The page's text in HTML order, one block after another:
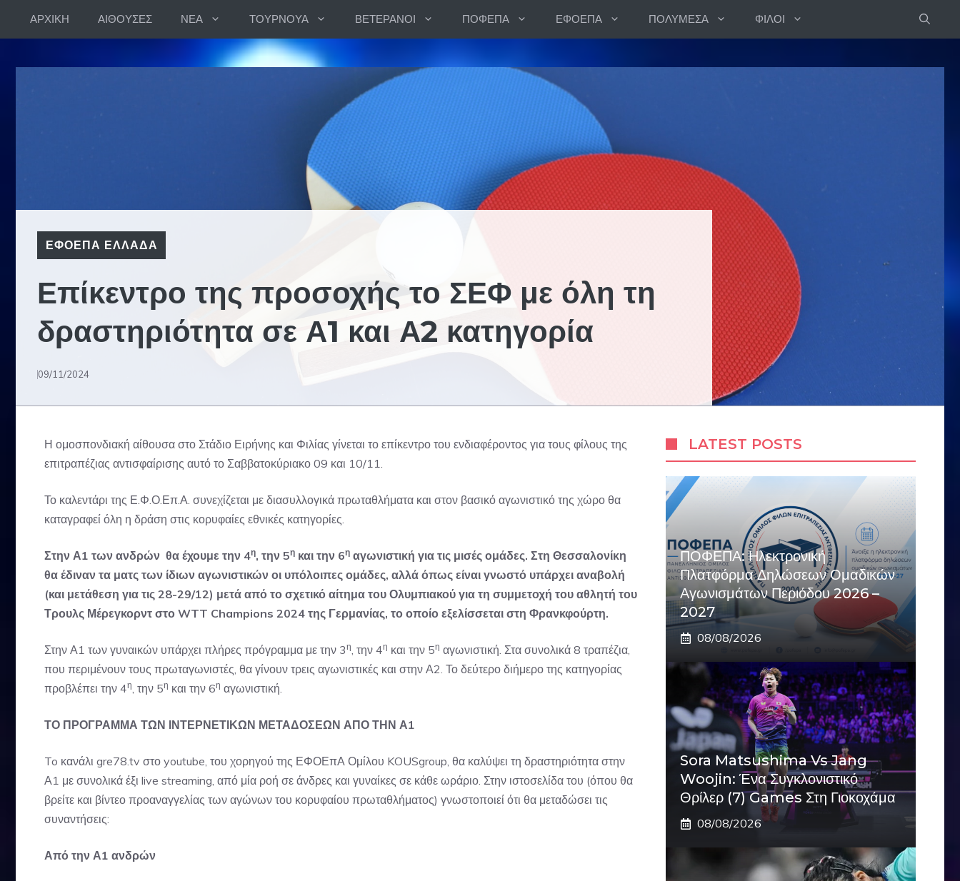
ΑΡΧΙΚΗ ΑΙΘΟΥΣΕΣ ΝΕΑ ΤΟΥΡΝΟΥΑ ΒΕΤΕΡΑΝΟΙ ΠΟΦΕΠΑ ΕΦΟΕΠΑ ΠΟΛΥΜΕΣΑ ΦΙΛΟΙ
ΕΦΟΕΠΑ ΕΛΛΑΔΑ
Επίκεντρο της προσοχής το ΣΕΦ με όλη τη
δραστηριότητα σε Α1 και Α2 κατηγορία
09/11/2024
Η ομοσπονδιακή αίθουσα στο Στάδιο Ειρήνης και Φιλίας γίνεται το επίκεντρο του ενδιαφέροντος για τους φίλους της
επιτραπέζιας αντισφαίρισης αυτό το Σαββατοκύριακο 09 και 10/11.
Το καλεντάρι της Ε.Φ.Ο.Επ.Α. συνεχίζεται με διασυλλογικά πρωταθλήματα και στον βασικό αγωνιστικό της χώρο θα
καταγραφεί όλη η δράση στις κορυφαίες εθνικές κατηγορίες.
Στην Α1 των ανδρών θα έχουμε την 4η, την 5η και την 6η αγωνιστική για τις μισές ομάδες. Στη Θεσσαλονίκη
θα έδιναν τα ματς των ίδιων αγωνιστικών οι υπόλοιπες ομάδες, αλλά όπως είναι γνωστό υπάρχει αναβολή
(και μετάθεση για τις 28-29/12) μετά από το σχετικό αίτημα του Ολυμπιακού για τη συμμετοχή του αθλητή του
Τρουλς Μέρεγκορντ στο WTT Champions 2024 της Γερμανίας, το οποίο εξελίσσεται στη Φρανκφούρτη.
Στην Α1 των γυναικών υπάρχει πλήρες πρόγραμμα με την 3η, την 4η και την 5η αγωνιστική. Στα συνολικά 8 τραπέζια,
που περιμένουν τους πρωταγωνιστές, θα γίνουν τρεις αγωνιστικές και στην Α2. Το δεύτερο διήμερο της κατηγορίας
προβλέπει την 4η, την 5η και την 6η αγωνιστική.
ΤΟ ΠΡΟΓΡΑΜΜΑ ΤΩΝ ΙΝΤΕΡΝΕΤΙΚΩΝ ΜΕΤΑΔΟΣΕΩΝ ΑΠΟ ΤΗΝ Α1
To κανάλι gre78.tv στο youtube, του χορηγού της ΕΦΟΕπΑ Ομίλου KOUSgroup, θα καλύψει τη δραστηριότητα στην
Α1 με συνολικά έξι live streaming, από μία ροή σε άνδρες και γυναίκες σε κάθε ωράριο. Στην ιστοσελίδα του (όπου θα
βρείτε και βίντεο προαναγγελίας των αγώνων του κορυφαίου πρωταθλήματος) γνωστοποιεί ότι θα μεταδώσει τις
συναντήσεις:
Από την Α1 ανδρών
LATEST POSTS
ΠΟΦΕΠΑ: Ηλεκτρονική
Πλατφόρμα Δηλώσεων Ομαδικών
Αγωνισμάτων Περιόδου 2026 –
2027
08/08/2026
Sora Matsushima Vs Jang
Woojin: Ένα Συγκλονιστικό
Θρίλερ (7) Games Στη Γιοκοχάμα
08/08/2026